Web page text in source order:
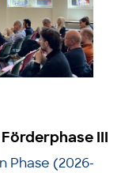
III
Phase (2026-